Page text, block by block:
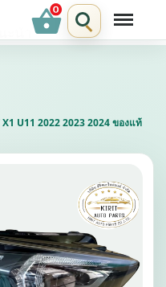
shopping_basket
U11 2022 2023 2024 ของแท้